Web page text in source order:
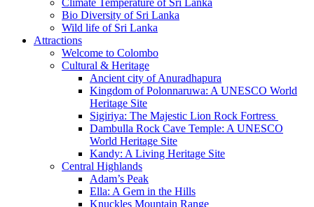
Bio Diversity of Sri Lanka
Wild life of Sri Lanka
Attractions
Welcome to Colombo
Cultural & Heritage
Ancient city of Anuradhapura
Kingdom of Polonnaruwa: A UNESCO World
Heritage Site
Sigiriya: The Majestic Lion Rock Fortress
Dambulla Rock Cave Temple: A UNESCO
World Heritage Site
Kandy: A Living Heritage Site
Central Highlands
Adam’s Peak
Ella: A Gem in the Hills
Knuckles Mountain Range